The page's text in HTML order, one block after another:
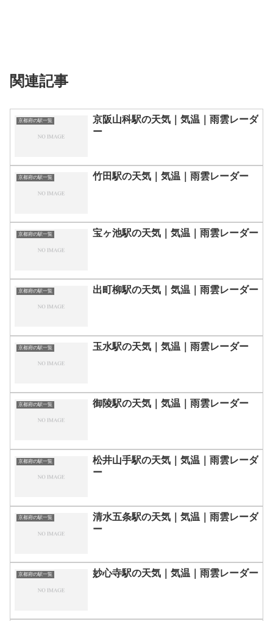
関連記事
京都府の駅一覧
京阪山科駅の天気｜気温｜雨雲レーダ
ー
京都府の駅一覧 竹田駅の天気｜気温｜雨雲レーダー
京都府の駅一覧 宝ヶ池駅の天気｜気温｜雨雲レーダー
京都府の駅一覧 出町柳駅の天気｜気温｜雨雲レーダー
京都府の駅一覧 玉水駅の天気｜気温｜雨雲レーダー
京都府の駅一覧 御陵駅の天気｜気温｜雨雲レーダー
京都府の駅一覧
松井山手駅の天気｜気温｜雨雲レーダ
ー
京都府の駅一覧
清水五条駅の天気｜気温｜雨雲レーダ
ー
京都府の駅一覧 妙心寺駅の天気｜気温｜雨雲レーダー